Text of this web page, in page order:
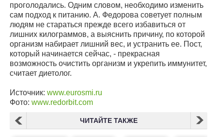
проголодались. Одним словом, необходимо изменить
сам подход к питанию. А. Федорова советует полным
людям не стараться прежде всего избавиться от
лишних килограммов, а выяснить причину, по которой
организм набирает лишний вес, и устранить ее. Пост,
который начинается сейчас, - прекрасная
возможность очистить организм и укрепить иммунитет,
считает диетолог.
Источник: www.eurosmi.ru
Фото: www.redorbit.com
ЧИТАЙТЕ ТАКЖЕ